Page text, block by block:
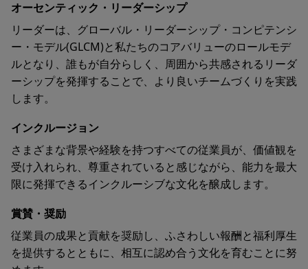
オーセンティック・リーダーシップ
リーダーは、グローバル・リーダーシップ・コンピテンシ
ー・モデル(GLCM)と私たちのコアバリューのロールモデ
ルとなり、誰もが自分らしく、周囲から共感されるリーダ
ーシップを発揮することで、より良いチームづくりを実践
します。
インクルージョン
さまざまな背景や経験を持つすべての従業員が、価値観を
受け入れられ、尊重されていると感じながら、能力を最大
限に発揮できるインクルーシブな文化を醸成します。
賞賛・奨励
従業員の成果と貢献を奨励し、ふさわしい報酬と福利厚生
を提供するとともに、相互に認め合う文化を育むことに努